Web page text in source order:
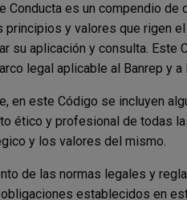
Conducta es un compendio
principios y valores que rigen
su aplicación y consulta. Este
legal aplicable al Banrep y
en este Código se incluyen
ético y profesional de todas
y los valores del mismo.
de las normas legales y
establecidos en